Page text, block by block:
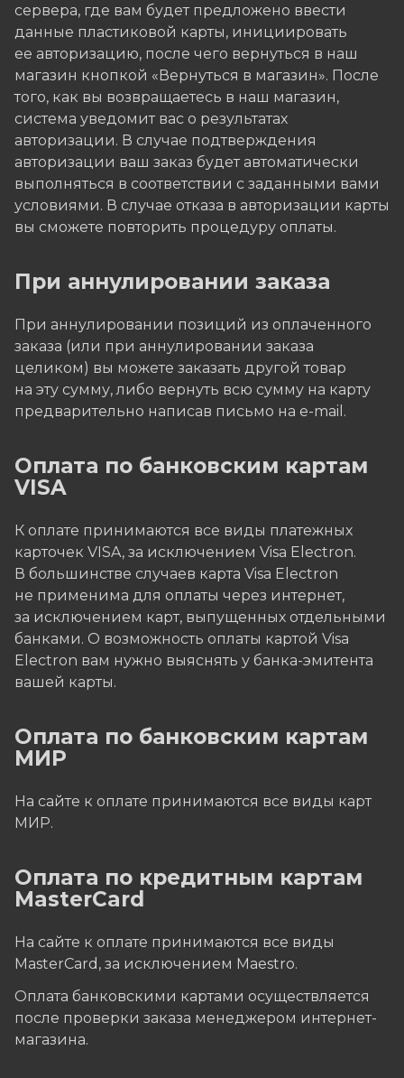
сервера, где вам будет предложено ввести
данные пластиковой карты, инициировать
ее авторизацию, после чего вернуться в наш
магазин кнопкой «Вернуться в магазин». После
того, как вы возвращаетесь в наш магазин,
система уведомит вас о результатах
авторизации. В случае подтверждения
авторизации ваш заказ будет автоматически
выполняться в соответствии с заданными вами
условиями. В случае отказа в авторизации карты
вы сможете повторить процедуру оплаты.
При аннулировании заказа
При аннулировании позиций из оплаченного
заказа (или при аннулировании заказа
целиком) вы можете заказать другой товар
на эту сумму, либо вернуть всю сумму на карту
предварительно написав письмо на e-mail.
Оплата по банковским картам
VISA
К оплате принимаются все виды платежных
карточек VISA, за исключением Visa Electron.
В большинстве случаев карта Visa Electron
не применима для оплаты через интернет,
за исключением карт, выпущенных отдельными
банками. О возможность оплаты картой Visa
Electron вам нужно выяснять у банка-эмитента
вашей карты.
Оплата по банковским картам
МИР
На сайте к оплате принимаются все виды карт
МИР.
Оплата по кредитным картам
MasterCard
На сайте к оплате принимаются все виды
MasterCard, за исключением Maestro.
Оплата банковскими картами осуществляется
после проверки заказа менеджером интернет-
магазина.